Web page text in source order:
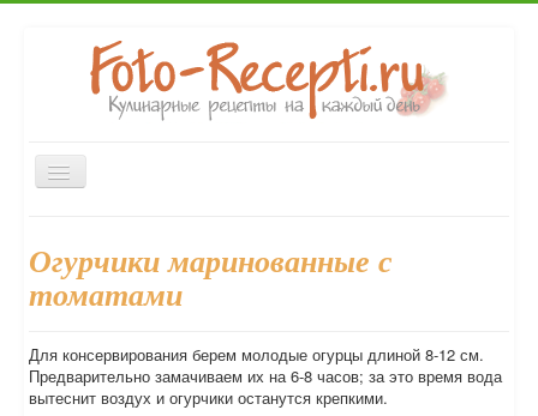
Включить/
выключить
Десерты
Выпечка Напитки Консервирование
Форум
Огурчики маринованные с
томатами
Для консервирования берем молодые огурцы длиной 8-12 см.
Предварительно замачиваем их на 6-8 часов; за это время вода
вытеснит воздух и огурчики останутся крепкими.